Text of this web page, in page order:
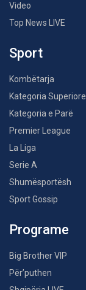
Video
Top News LIVE
Sport
Kombëtarja
Kategoria Superiore
Kategoria e Parë
Premier League
La Liga
Serie A
Shumësportësh
Sport Gossip
Programe
Big Brother VIP
Për’puthen